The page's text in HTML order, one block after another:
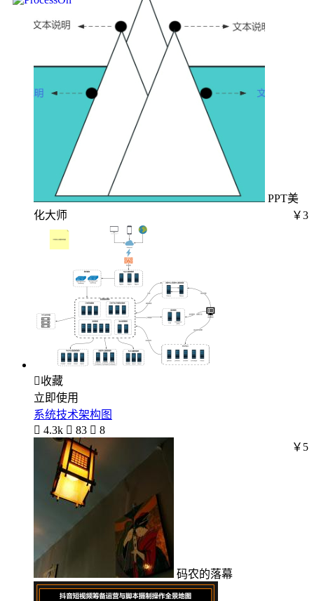
PPT美
化大师
￥3
收藏
立即使用
系统技术架构图
 4.3k  83  8
码农的落幕
￥5